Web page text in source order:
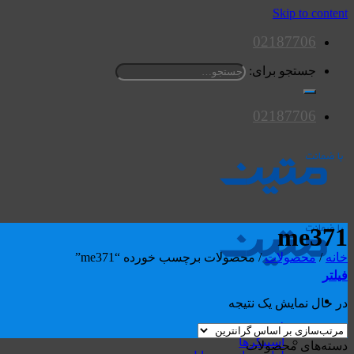
Skip to content
02187706
جستجو برای:
02187706
محصولات
اسپیکرها
me371
خانه / محصولات /محصولات برچسب خورده “me371”
فیلتر
در حال نمایش یک نتیجه
دسته‌های محصولات